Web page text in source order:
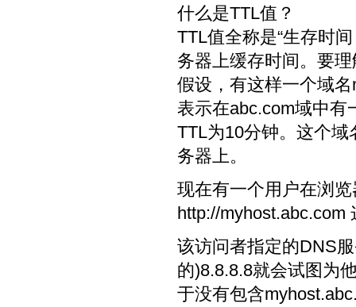
什么是TTL值？
TTL值全称是“生存时
务器上缓存时间。要
假设，有这样一个域
表示在abc.com域中有
TTL为10分钟。这个
务器上。
现在有一个用户在浏
http://myhost.abc.com
该访问者指定的DNS
的)8.8.8.8就会试图为
于没有包含